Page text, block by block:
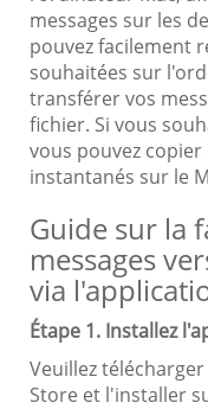
messages sur les
pouvez facilement
souhaitées sur
transférer vos
fichier. Si vous
vous pouvez
instantanés sur le
Guide sur la
messages
via
Étape 1. Installez
Veuillez
Store et l'installer